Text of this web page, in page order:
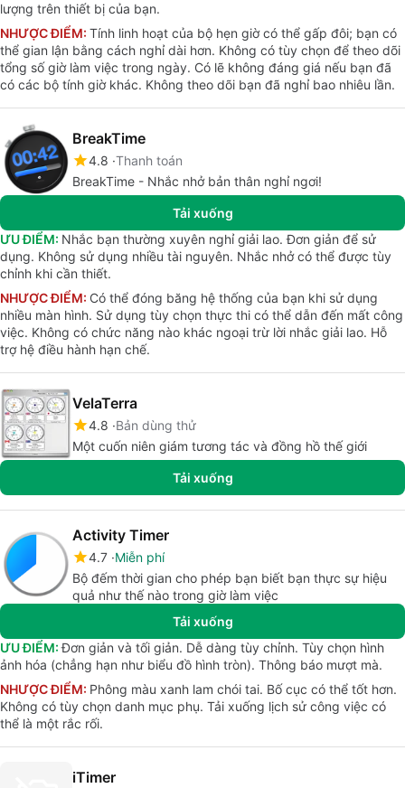
lượng trên thiết bị của bạn.
NHƯỢC ĐIỂM: Tính linh hoạt của bộ hẹn giờ có thể gấp đôi; bạn có
thể gian lận bằng cách nghỉ dài hơn. Không có tùy chọn để theo dõi
tổng số giờ làm việc trong ngày. Có lẽ không đáng giá nếu bạn đã
có các bộ tính giờ khác. Không theo dõi bạn đã nghỉ bao nhiêu lần.
BreakTime
4.8 Thanh toán
BreakTime - Nhắc nhở bản thân nghỉ ngơi!
Tải xuống
ƯU ĐIỂM: Nhắc bạn thường xuyên nghỉ giải lao. Đơn giản để sử
dụng. Không sử dụng nhiều tài nguyên. Nhắc nhở có thể được tùy
chỉnh khi cần thiết.
NHƯỢC ĐIỂM: Có thể đóng băng hệ thống của bạn khi sử dụng
nhiều màn hình. Sử dụng tùy chọn thực thi có thể dẫn đến mất công
việc. Không có chức năng nào khác ngoại trừ lời nhắc giải lao. Hỗ
trợ hệ điều hành hạn chế.
VelaTerra
4.8 Bản dùng thử
Một cuốn niên giám tương tác và đồng hồ thế giới
Tải xuống
Activity Timer
4.7 Miễn phí
Bộ đếm thời gian cho phép bạn biết bạn thực sự hiệu
quả như thế nào trong giờ làm việc
Tải xuống
ƯU ĐIỂM:Đơn giản và tối giản. Dễ dàng tùy chỉnh. Tùy chọn hình
ảnh hóa (chẳng hạn như biểu đồ hình tròn). Thông báo mượt mà.
NHƯỢC ĐIỂM: Phông màu xanh lam chói tai. Bố cục có thể tốt hơn.
Không có tùy chọn danh mục phụ. Tải xuống lịch sử công việc có
thể là một rắc rối.
iTimer